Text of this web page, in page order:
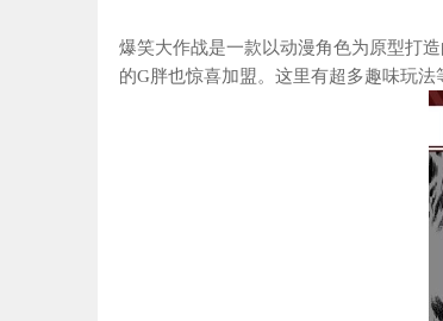
爆笑大作战是一款以动漫角色为原型打
的G胖也惊喜加盟。这里有超多趣味玩